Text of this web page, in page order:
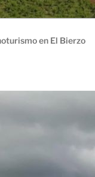
en El Bierzo